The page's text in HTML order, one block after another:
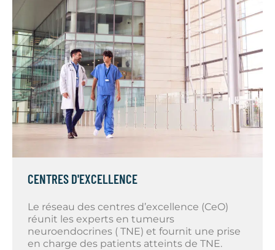
CENTRES D'EXCELLENCE
Le réseau des centres d’excellence (CeO)
réunit les experts en tumeurs
neuroendocrines ( TNE) et fournit une prise
en charge des patients atteints de TNE.